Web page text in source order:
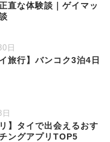
直な体験談｜ゲイマッ
日
旅行】バンコク3泊4日
】タイで出会えるおす
ングアプリTOP5